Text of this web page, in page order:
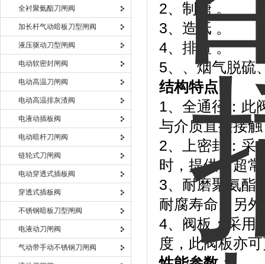
全衬聚氨酯刀闸阀
加长杆气动暗板刀型闸阀
液压驱动刀型闸阀
电动软密封闸阀
电动高温刀闸阀
电动高温排灰渣阀
电液动插板阀
电动暗杆刀闸阀
链轮式刀闸阀
电动穿透式插板阀
穿透式插板阀
不锈钢暗板刀型闸阀
电液动刀闸阀
气动带手动不锈钢刀闸阀
2、制糖 。
3、造纸 。
4、排渣 。
5、、烟气脱硫
结构特点：
1、全通径：此
与介质直接接
2、上密封：采
时，提供了超
3、耐磨聚氨酯
耐腐寿命。另
4、阀板：采用
度，此阀板亦